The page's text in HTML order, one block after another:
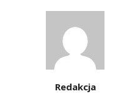
Redakcja